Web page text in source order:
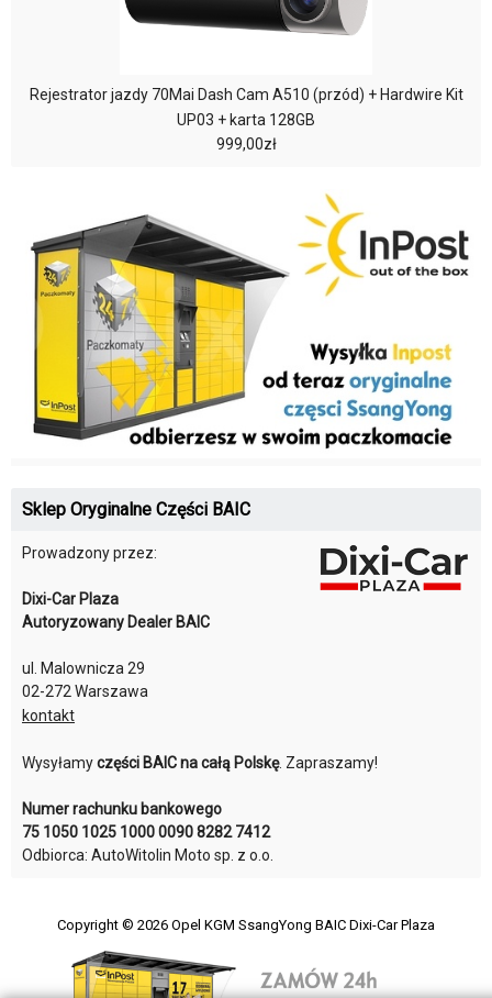
Rejestrator jazdy 70Mai Dash Cam A510 (przód) + Hardwire Kit
UP03 + karta 128GB
999,00zł
Sklep Oryginalne Części BAIC
Prowadzony przez:
Dixi-Car Plaza
Autoryzowany Dealer BAIC
ul. Malownicza 29
02-272 Warszawa
kontakt
Wysyłamyczęści BAIC na całą Polskę. Zapraszamy!
Numer rachunku bankowego
75 1050 1025 1000 0090 8282 7412
Odbiorca: AutoWitolin Moto sp. z o.o.
Copyright © 2026 Opel KGM SsangYong BAIC Dixi-Car Plaza